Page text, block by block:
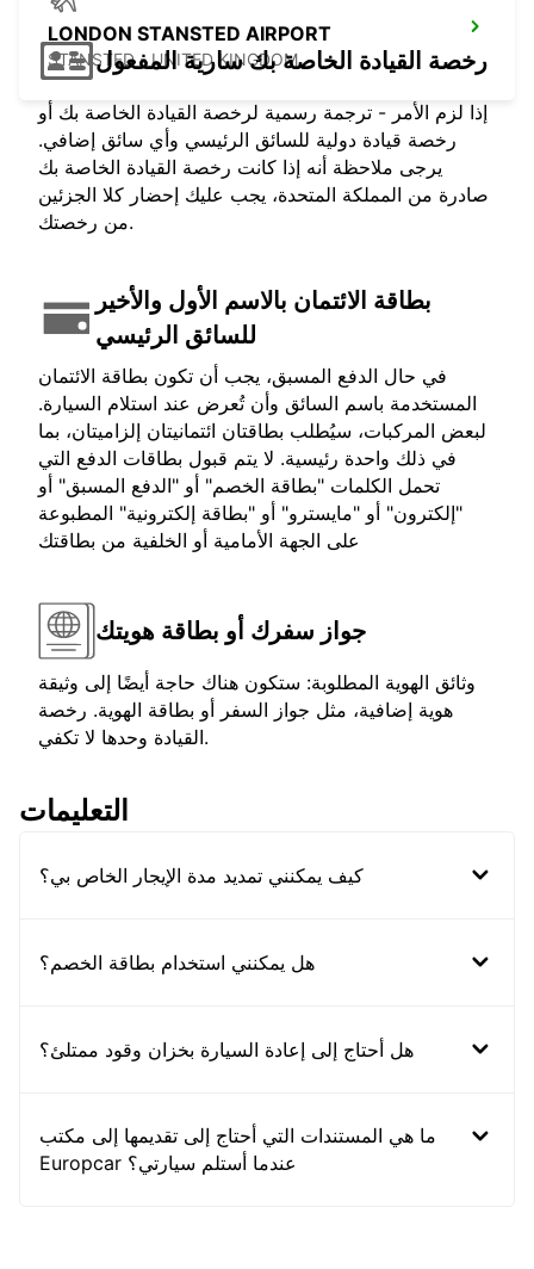
LONDON STANSTED AIRPORT
STANSTED - UNITED KINGDOM
رخصة القيادة الخاصة بك سارية المفعول
إذا لزم الأمر - ترجمة رسمية لرخصة القيادة الخاصة بك أو
رخصة قيادة دولية للسائق الرئيسي وأي سائق إضافي.
يرجى ملاحظة أنه إذا كانت رخصة القيادة الخاصة بك
صادرة من المملكة المتحدة، يجب عليك إحضار كلا الجزئين
من رخصتك.
بطاقة الائتمان بالاسم الأول والأخير
للسائق الرئيسي
في حال الدفع المسبق، يجب أن تكون بطاقة الائتمان
المستخدمة باسم السائق وأن تُعرض عند استلام السيارة.
لبعض المركبات، سيُطلب بطاقتان ائتمانيتان إلزاميتان، بما
في ذلك واحدة رئيسية. لا يتم قبول بطاقات الدفع التي
تحمل الكلمات "بطاقة الخصم" أو "الدفع المسبق" أو
"إلكترون" أو "مايسترو" أو "بطاقة إلكترونية" المطبوعة
على الجهة الأمامية أو الخلفية من بطاقتك
جواز سفرك أو بطاقة هويتك
وثائق الهوية المطلوبة: ستكون هناك حاجة أيضًا إلى وثيقة
هوية إضافية، مثل جواز السفر أو بطاقة الهوية. رخصة
القيادة وحدها لا تكفي.
التعليمات
كيف يمكنني تمديد مدة الإيجار الخاص بي؟
هل يمكنني استخدام بطاقة الخصم؟
هل أحتاج إلى إعادة السيارة بخزان وقود ممتلئ؟
ما هي المستندات التي أحتاج إلى تقديمها إلى مكتب
Europcar عندما أستلم سيارتي؟